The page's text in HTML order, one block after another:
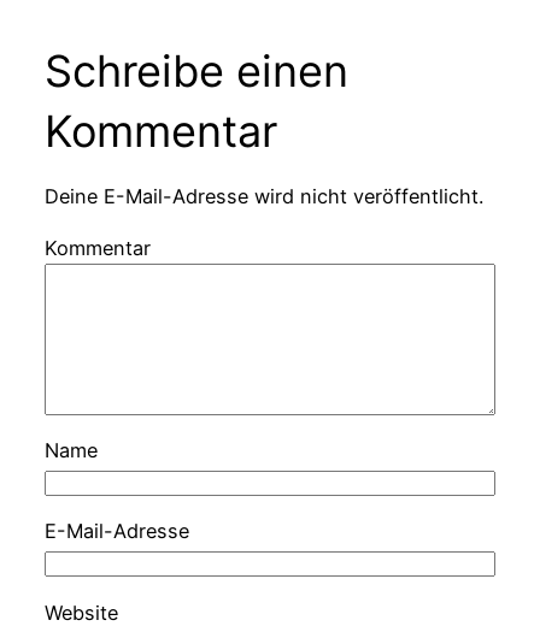
Schreibe einen
Kommentar
Deine E-Mail-Adresse wird nicht veröffentlicht.
Kommentar
Name
E-Mail-Adresse
Website